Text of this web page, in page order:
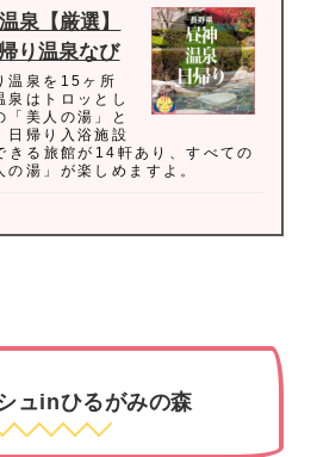
泉【厳選】
り温泉なび
温泉を15ヶ所
泉はトロッとし
「美人の湯」と
日帰り入浴施設
きる旅館が14軒あり、すべての
湯」が楽しめますよ。
ュinひるがみの森